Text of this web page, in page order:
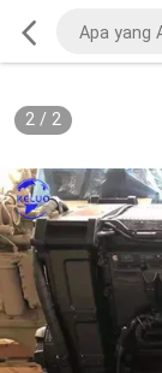
2/ 2